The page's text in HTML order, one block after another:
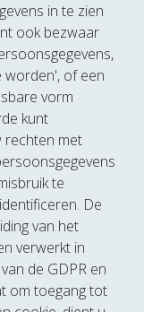
in te zien
ook bezwaar
worden', of een
vorm
kunt
rechten met
te
De
van het
verwerkt in
de GDPR en
om toegang tot